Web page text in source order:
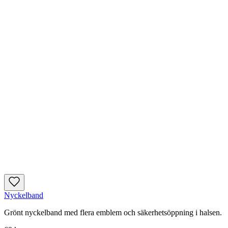
Nyckelband
Grönt nyckelband med flera emblem och säkerhetsöppning i halsen.